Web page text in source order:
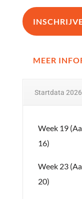
MEER
Startdata 2026
Week 19
16)
Week 23
20)